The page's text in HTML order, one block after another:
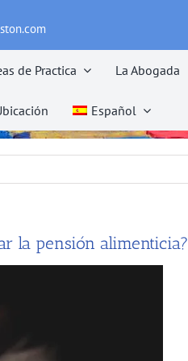
de Practica La Abogada
Español
la pensión alimenticia?